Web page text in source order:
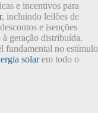
e incentivos para
, incluindo leilões de
e isenções
geração distribuída.
fundamental no estímulo
solarem todo o